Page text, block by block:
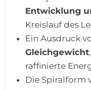
Entwicklung
Kreislauf des
Ein Ausdruck
Gleichgewicht
raffinierte
Die Spiralform